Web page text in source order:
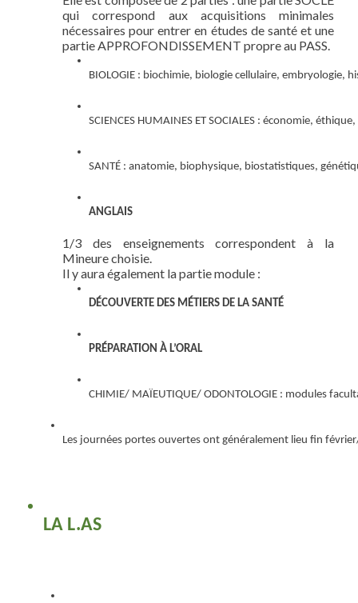
qui correspond aux acquisitions minimales
nécessaires pour entrer en études de santé et une
partie APPROFONDISSEMENT propre au PASS.
BIOLOGIE : biochimie, biologie cellulaire, embryologie,
SCIENCES HUMAINES ET SOCIALES : économie,
SANTÉ : anatomie, biophysique, biostatistiques,
ANGLAIS
1/3 des enseignements correspondent à la
Mineure choisie.
Il y aura également la partie module :
DÉCOUVERTE DES MÉTIERS DE LA SANTÉ
PRÉPARATION À L’ORAL
CHIMIE/ MAÏEUTIQUE/ ODONTOLOGIE : modules
Les journées portes ouvertes ont généralement lieu fin
LA L.AS